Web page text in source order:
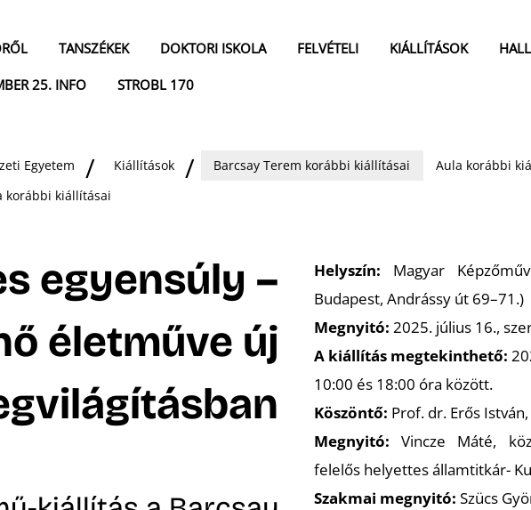
TANSZÉKEK DOKTORI ISKOLA FELVÉTELI KIÁLLÍTÁSOK
25. INFO STROBL 170
Egyetem Kiállítások Barcsay Terem korábbi kiállításai Aula korábbi
korábbi kiállításai
egyensúly –
életműve új
Helyszín: Magyar
Budapest, Andrássy út 69–71.)
Megnyitó: 2025. július 16.,
A kiállítás megtekinthető:
10:00 és 18:00 óra között.
Köszöntő: Prof. dr. Erős
Megnyitó: Vincze Máté,
felelős helyettes államtitkár-
Szakmai megnyitó: Szücs